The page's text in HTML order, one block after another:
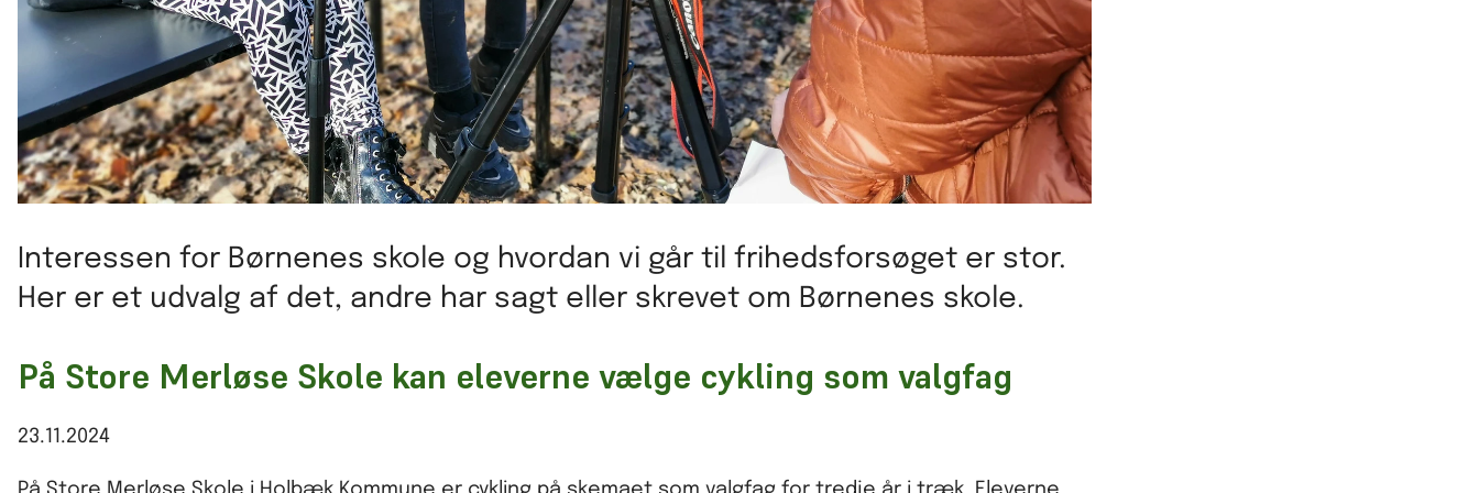
Interessen for Børnenes skole og hvordan vi går til frihedsforsøget er stor.
Her er et udvalg af det, andre har sagt eller skrevet om Børnenes skole.
På Store Merløse Skole kan eleverne vælge cykling som valgfag
23.11.2024